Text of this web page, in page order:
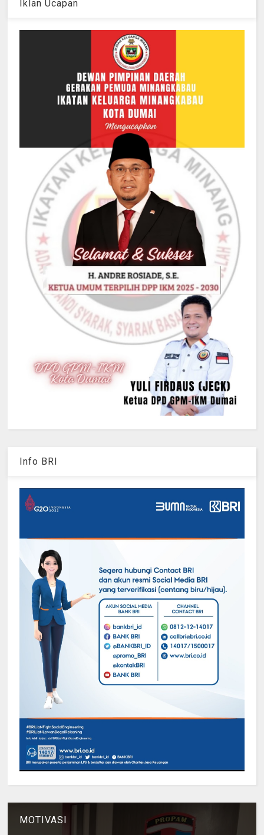
Iklan Ucapan
Info BRI
MOTIVASI